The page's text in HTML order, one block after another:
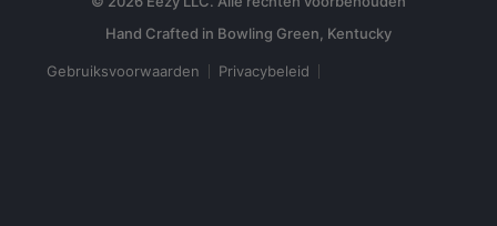
Gebruiksvoorwaarden Privacybeleid